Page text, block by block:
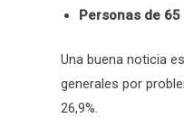
Personas de 65
Una buena noticia
generales por
26,9%.